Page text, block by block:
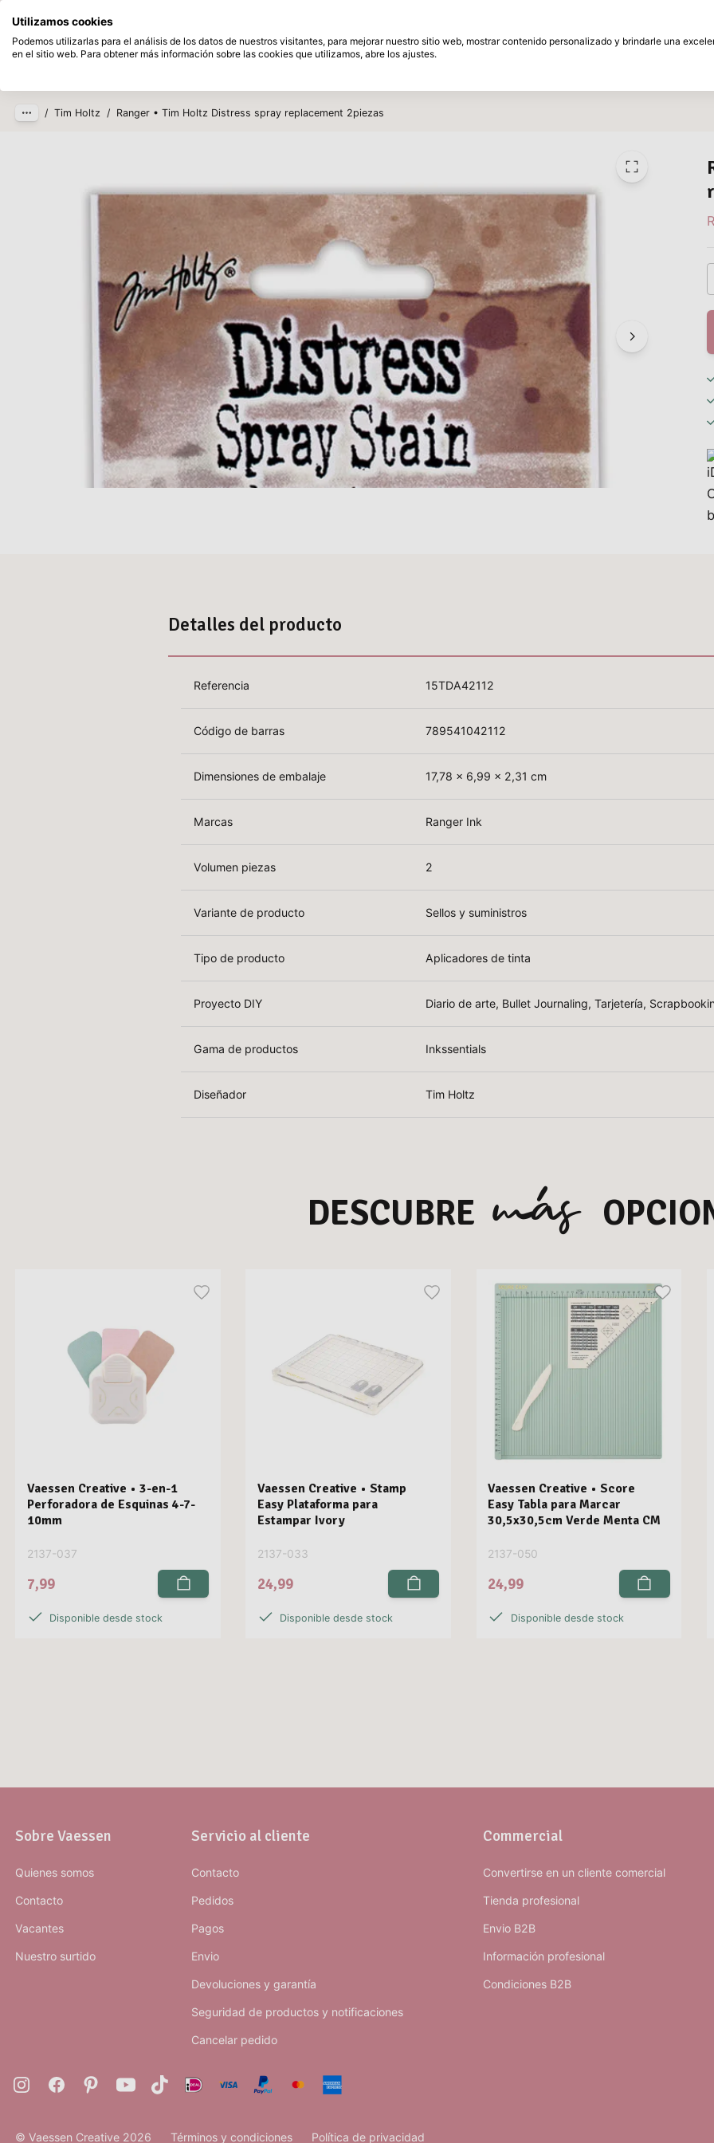
Saltar al contenido principal
Próximamente
/ Tim Holtz / Ranger • Tim Holtz Distress spray replacement 2piezas
Detalles del producto
Referencia 15TDA42112
Código de barras 789541042112
Dimensiones de embalaje 17,78 x 6,99 x 2,31 cm
Marcas Ranger Ink
Volumen piezas 2
Variante de producto Sellos y suministros
Tipo de producto Aplicadores de tinta
Proyecto DIY Diario de arte, Bullet Journaling, Tarjetería,
Gama de productos Inkssentials
Diseñador Tim Holtz
DESCUBRE más
Vaessen Creative • 3-en-1
Perforadora de Esquinas 4-7-
10mm
2137-037
7,99
Disponible desde stock
Vaessen Creative • Stamp
Easy Plataforma para
Estampar Ivory
2137-033
24,99
Disponible desde stock
Vaessen Creative • Score
Easy Tabla para Marcar
30,5x30,5cm Verde Menta CM
2137-050
24,99
Disponible desde stock
Sobre Vaessen
Quienes somos
Contacto
Vacantes
Nuestro surtido
Servicio al cliente
Contacto
Pedidos
Pagos
Envio
Devoluciones y garantía
Seguridad de productos y notificaciones
Cancelar pedido
Commercial
Convertirse en un cliente comercial
Tienda profesional
Envio B2B
Información profesional
Condiciones B2B
© Vaessen Creative 2026 Términos y condiciones Política de privacidad
Utilizamos cookies
Podemos utilizarlas para el análisis de los datos de nuestros visitantes, para mejorar nuestro sitio web, mostrar contenido personalizado y brindarle una
en el sitio web. Para obtener más información sobre las cookies que utilizamos, abre los ajustes.